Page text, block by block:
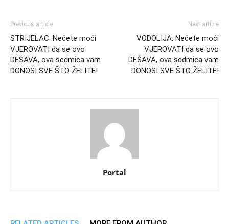
Previous article
STRIJELAC: Nećete moći
VJEROVATI da se ovo
DEŠAVA, ova sedmica vam
DONOSI SVE ŠTO ŽELITE!
Next article
VODOLIJA: Nećete moći
VJEROVATI da se ovo
DEŠAVA, ova sedmica vam
DONOSI SVE ŠTO ŽELITE!
Portal